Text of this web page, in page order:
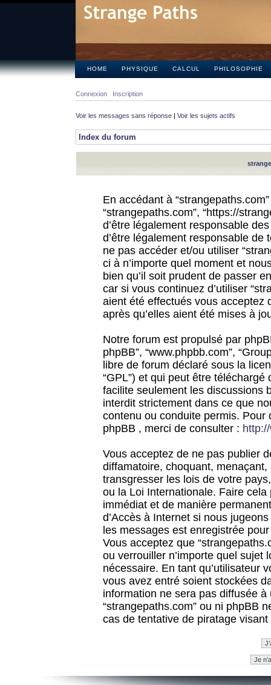
HOME PHYSIQUE CALCUL PHILOSOPHIE
Connexion Inscription
Voir les messages sans réponse | Voir les sujets actifs
Index du forum
En accédant à
“strangepaths.com”, “https://
d’être légalement responsable
d’être légalement responsable
ne pas accéder et/ou utiliser
ci à n’importe quel moment et
bien qu’il soit prudent de passer
car si vous continuez d’utiliser
aient été effectués vous acceptez
après qu’elles aient été mises à
Notre forum est propulsé par
phpBB”, “www.phpbb.com”,
libre de forum déclaré sous la
“GPL”) et qui peut être téléchargé
facilite seulement les discussions
interdit strictement dans ce que
contenu ou conduite permis.
phpBB , merci de consulter :
Vous acceptez de ne pas publier
diffamatoire, choquant,
transgresser les lois de votre
ou la Loi Internationale. Faire
immédiat et de manière
d’Accès à Internet si nous
les messages est enregistrée
Vous acceptez que
ou verrouiller n’importe quel sujet
nécessaire. En tant qu’utilisateur
vous avez entré soient stockées
information ne sera pas diffusée
“strangepaths.com” ou ni phpBB
cas de tentative de piratage